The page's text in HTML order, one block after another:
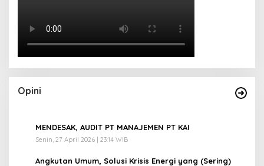
Opini
MENDESAK, AUDIT PT MANAJEMEN PT KAI
Senin, 27 April 2026 | 23:14 WIB
Angkutan Umum, Solusi Krisis Energi yang (Sering)